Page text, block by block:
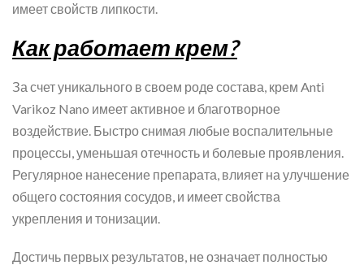
имеет свойств липкости.
Как работает крем?
За счет уникального в своем роде состава, крем Anti
Varikoz Nano имеет активное и благотворное
воздействие. Быстро снимая любые воспалительные
процессы, уменьшая отечность и болевые проявления.
Регулярное нанесение препарата, влияет на улучшение
общего состояния сосудов, и имеет свойства
укрепления и тонизации.
Достичь первых результатов, не означает полностью